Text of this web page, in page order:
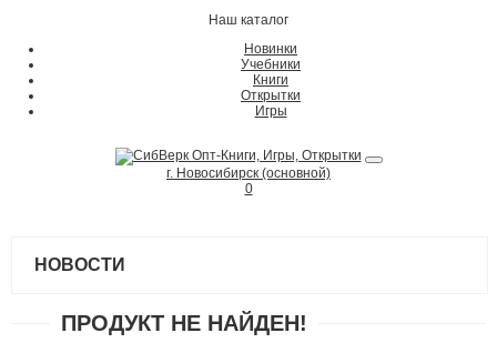
Наш каталог
Новинки
Учебники
Книги
Открытки
Игры
г. Новосибирск (основной)
0
НОВОСТИ
ПРОДУКТ НЕ НАЙДЕН!